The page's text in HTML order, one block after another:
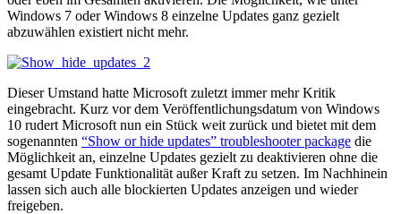
Windows 7 oder Windows 8 einzelne Updates ganz gezielt
abzuwählen existiert nicht mehr.
Dieser Umstand hatte Microsoft zuletzt immer mehr Kritik
eingebracht. Kurz vor dem Veröffentlichungsdatum von Windows
10 rudert Microsoft nun ein Stück weit zurück und bietet mit dem
sogenannten “Show or hide updates” troubleshooter package die
Möglichkeit an, einzelne Updates gezielt zu deaktivieren ohne die
gesamt Update Funktionalität außer Kraft zu setzen. Im Nachhinein
lassen sich auch alle blockierten Updates anzeigen und wieder
freigeben.